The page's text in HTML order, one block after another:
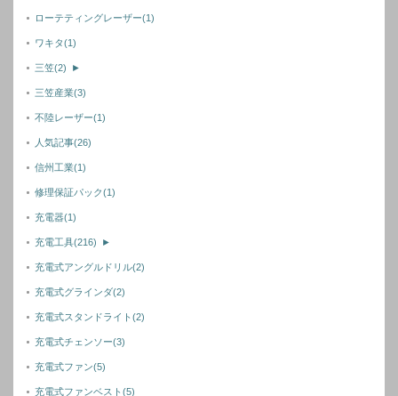
ローテティングレーザー(1)
ワキタ(1)
三笠(2) ►
三笠産業(3)
不陸レーザー(1)
人気記事(26)
信州工業(1)
修理保証パック(1)
充電器(1)
充電工具(216) ►
充電式アングルドリル(2)
充電式グラインダ(2)
充電式スタンドライト(2)
充電式チェンソー(3)
充電式ファン(5)
充電式ファンベスト(5)